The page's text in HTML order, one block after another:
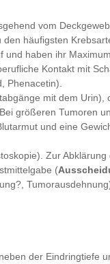
vom
häufigsten
haben ihr
Kontakt mit
Phenacetin).
mit dem Urin),
größeren Tumoren
und eine
Zur Abklärung
(
der Eindringtiefe